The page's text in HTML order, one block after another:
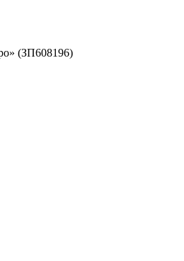
(ЗП608196)